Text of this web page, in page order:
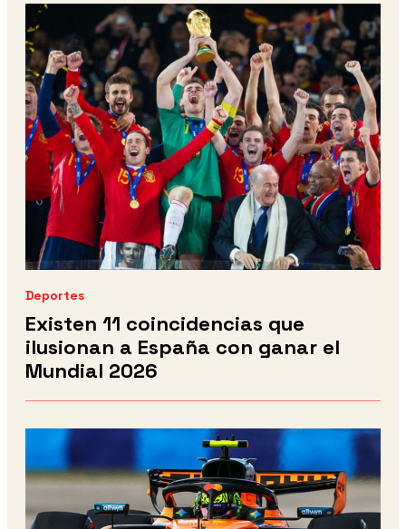
Deportes
Existen 11 coincidencias que
ilusionan a España con ganar el
Mundial 2026